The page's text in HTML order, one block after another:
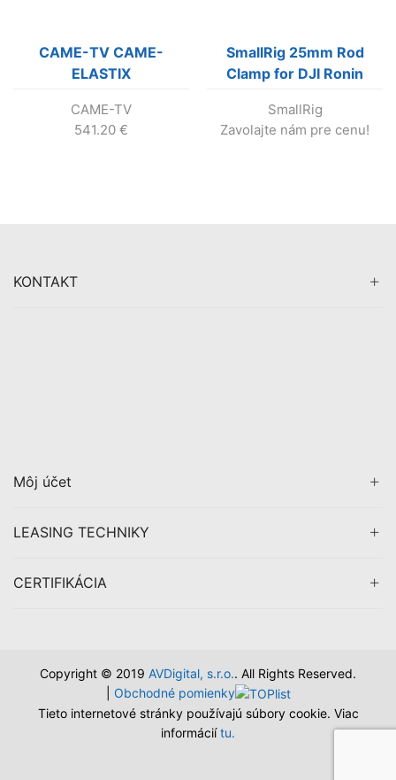
CAME-TV CAME-
ELASTIX
CAME-TV
541.20 €
SmallRig 25mm Rod
Clamp for DJI Ronin
MOVI (1860), už sa
nevyrába !!!
SmallRig
Zavolajte nám pre cenu!
KONTAKT
Môj účet
LEASING TECHNIKY
CERTIFIKÁCIA
Copyright © 2019 AVDigital, s.r.o.. All Rights Reserved.
Obchodné pomienky
Tieto internetové stránky používajú súbory cookie. Viac
informáciítu.